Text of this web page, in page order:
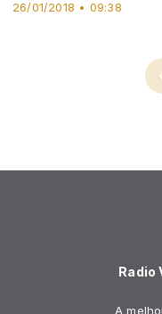
26/01/2018 • 09:38
Radio
A